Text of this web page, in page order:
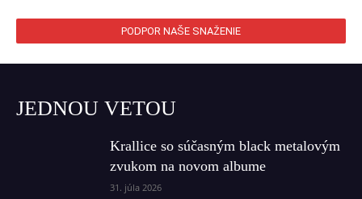
PODPOR NAŠE SNAŽENIE
JEDNOU VETOU
Krallice so súčasným black metalovým
zvukom na novom albume
31. júla 2026